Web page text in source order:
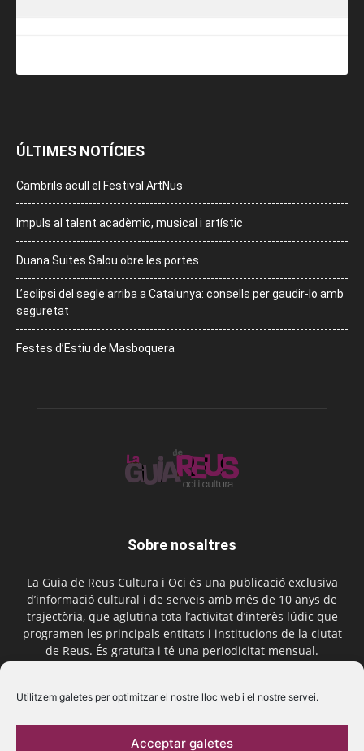
Utilitzem galetes per optimitzar el nostre lloc web i el nostre servei.
Acceptar galetes
ÚLTIMES NOTÍCIES
Cambrils acull el Festival ArtNus
Impuls al talent acadèmic, musical i artístic
Duana Suites Salou obre les portes
L’eclipsi del segle arriba a Catalunya: consells per gaudir-lo amb
seguretat
Festes d’Estiu de Masboquera
Sobre nosaltres
La Guia de Reus Cultura i Oci és una publicació exclusiva
d’informació cultural i de serveis amb més de 10 anys de
trajectòria, que aglutina tota l’activitat d’interès lúdic que
programen les principals entitats i institucions de la ciutat
de Reus. És gratuïta i té una periodicitat mensual.
Segueix-nos